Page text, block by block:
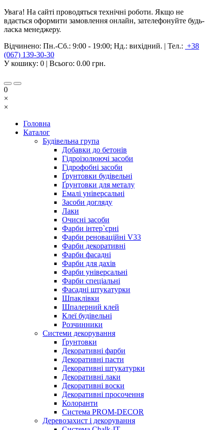
Увага! На сайті проводяться технічні роботи. Якщо не
вдається оформити замовлення онлайн, зателефонуйте будь-
ласка менеджеру.
Відчинено: Пн.-Сб.: 9:00 - 19:00; Нд.: вихідний. | Тел.: +38
(067) 139-30-30
У кошику: 0 | Всього: 0.00 грн.
0
×
×
Головна
Каталог
Будівельна група
Добавки до бетонів
Гідроізолюючі засоби
Гідрофобні засоби
Ґрунтовки будівельні
Ґрунтовки для металу
Емалі універсальні
Засоби догляду
Лаки
Очисні засоби
Фарби інтер`єрні
Фарби реноваційні V33
Фарби декоративні
Фарби фасадні
Фарби для дахів
Фарби універсальні
Фарби спеціальні
Фасадні штукатурки
Шпаклівки
Шпалерний клей
Клеї будівельні
Розчинники
Системи декорування
Ґрунтовки
Декоративні фарби
Декоративні пасти
Декоративні штукатурки
Декоративні лаки
Декоративні воски
Декоративні просочення
Колоранти
Система PROM-DECOR
Деревозахист і декорування